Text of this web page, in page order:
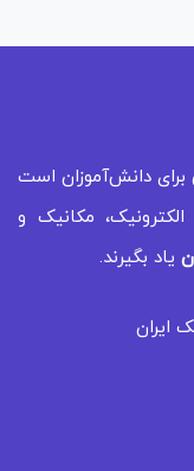
برای دانش‌آموزان است
مکانیک و
یاد بگیرند.
ایران